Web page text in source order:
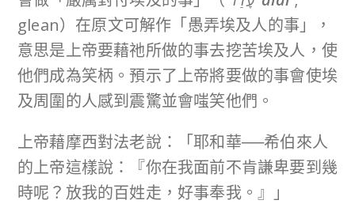
glean）在原文可解作「愚弄埃及人的事」，
意思是上帝要藉祂所做的事去挖苦埃及人，使
他們成為笑柄。預示了上帝將要做的事會使埃
及周圍的人感到震驚並會嗤笑他們。
上帝藉摩西對法老說：「耶和華──希伯來人
的上帝這樣說：『你在我面前不肯謙卑要到幾
時呢？放我的百姓走，好事奉我。』」